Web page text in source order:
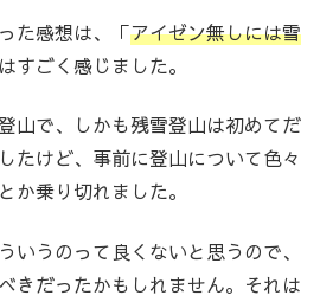
た感想は、「アイゼン無しには雪
すごく感じました。
山で、しかも残雪登山は初めてだ
たけど、事前に登山について色々
か乗り切れました。
いうのって良くないと思うので、
きだったかもしれません。それは